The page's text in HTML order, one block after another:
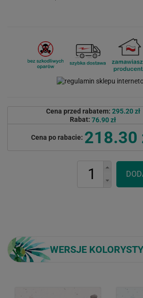
Cena przed rabatem: 295.20 zł
Rabat: 76.90 zł
Cena po rabacie: 218.30
WERSJE